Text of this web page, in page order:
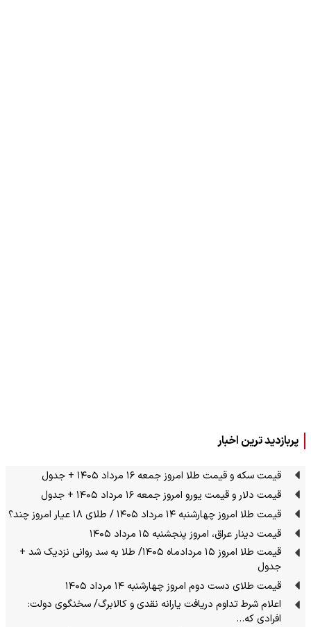
پربازدید ترین اخبار
قیمت سکه و قیمت طلا امروز جمعه ۱۶ مرداد ۱۴۰۵ + جدول
قیمت دلار و قیمت یورو امروز جمعه ۱۶ مرداد ۱۴۰۵ + جدول
قیمت طلا امروز چهارشنبه ۱۴ مرداد ۱۴۰۵ / طلای ۱۸ عیار امروز چند؟
قیمت دینار عراق، امروز پنجشنبه ۱۵ مرداد ۱۴۰۵
قیمت طلا امروز ۱۵ مردادماه ۱۴۰۵/ طلا به سد روانی نزدیک شد +
جدول
قیمت طلای دست دوم امروز چهارشنبه ۱۴ مرداد ۱۴۰۵
اعلام شرط تداوم دریافت یارانه نقدی و کالابرگ/ سخنگوی دولت:
افرادی که…